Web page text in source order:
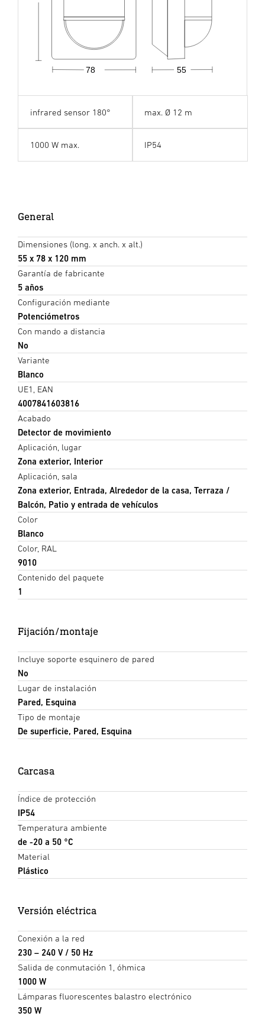
55
78
infrared sensor 180° max. Ø 12 m
1000 W max. IP54
General
Dimensiones (long. x anch. x alt.)
55 x 78 x 120 mm
Garantía de fabricante
5 años
Configuración mediante
Potenciómetros
Con mando a distancia
No
Variante
Blanco
UE1, EAN
4007841603816
Acabado
Detector de movimiento
Aplicación, lugar
Zona exterior, Interior
Aplicación, sala
Zona exterior, Entrada, Alrededor de la casa, Terraza /
Balcón, Patio y entrada de vehículos
Color
Blanco
Color, RAL
9010
Contenido del paquete
1
Fijación/montaje
Incluye soporte esquinero de pared
No
Lugar de instalación
Pared, Esquina
Tipo de montaje
De superficie, Pared, Esquina
Carcasa
Índice de protección
IP54
Temperatura ambiente
de -20 a 50 °C
Material
Plástico
Versión eléctrica
Conexión a la red
230 – 240 V / 50 Hz
Salida de conmutación 1, óhmica
1000 W
Lámparas fluorescentes balastro electrónico
350 W